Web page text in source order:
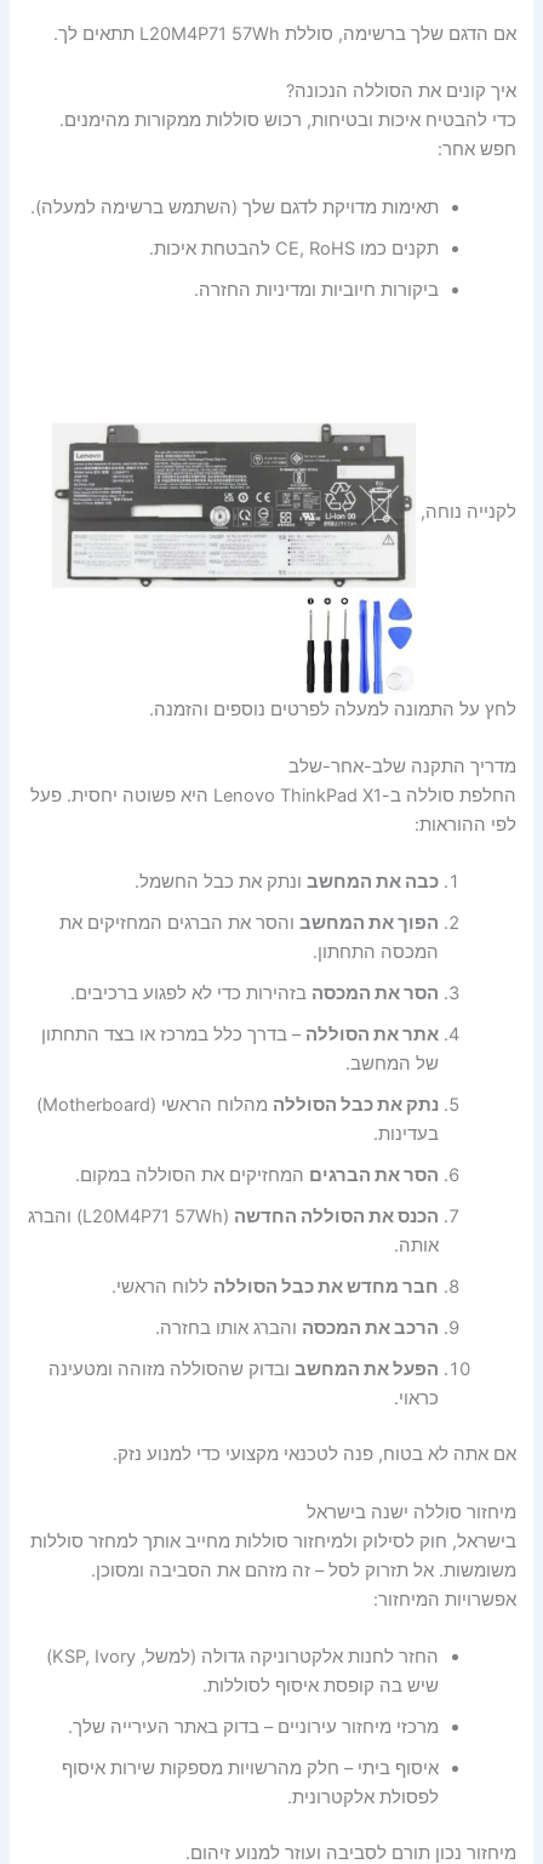
אם הדגם שלך ברשימה, סוללת L20M4P71 57Wh תתאים לך.
איך קונים את הסוללה הנכונה?
כדי להבטיח איכות ובטיחות, רכוש סוללות ממקורות מהימנים.
חפש אחר:
תאימות מדויקת לדגם שלך (השתמש ברשימה למעלה).
תקנים כמו CE, RoHS להבטחת איכות.
ביקורות חיוביות ומדיניות החזרה.
לקנייה נוחה,
לחץ על התמונה למעלה לפרטים נוספים והזמנה.
מדריך התקנה שלב-אחר-שלב
החלפת סוללה ב-Lenovo ThinkPad X1 היא פשוטה יחסית. פעל
לפי ההוראות:
כבה את המחשב ונתק את כבל החשמל.
הפוך את המחשב והסר את הברגים המחזיקים את
המכסה התחתון.
הסר את המכסה בזהירות כדי לא לפגוע ברכיבים.
אתר את הסוללה – בדרך כלל במרכז או בצד התחתון
של המחשב.
נתק את כבל הסוללה
מהלוח הראשי (Motherboard)
בעדינות.
הסר את הברגים המחזיקים את הסוללה במקום.
הכנס את הסוללה החדשה
(L20M4P71 57Wh) והברג
אותה.
חבר מחדש את כבל הסוללה ללוח הראשי.
הרכב את המכסה והברג אותו בחזרה.
הפעל את המחשב ובדוק שהסוללה מזוהה ומטעינה
כראוי.
אם אתה לא בטוח, פנה לטכנאי מקצועי כדי למנוע נזק.
מיחזור סוללה ישנה בישראל
בישראל, חוק לסילוק ולמיחזור סוללות מחייב אותך למחזר סוללות
משומשות. אל תזרוק לסל – זה מזהם את הסביבה ומסוכן.
אפשרויות המיחזור:
החזר לחנות אלקטרוניקה גדולה (למשל, KSP, Ivory)
שיש בה קופסת איסוף לסוללות.
מרכזי מיחזור עירוניים – בדוק באתר העירייה שלך.
איסוף ביתי – חלק מהרשויות מספקות שירות איסוף
לפסולת אלקטרונית.
מיחזור נכון תורם לסביבה ועוזר למנוע זיהום.